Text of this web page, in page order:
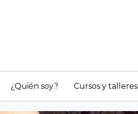
¿Quién soy? Cursos y talleres